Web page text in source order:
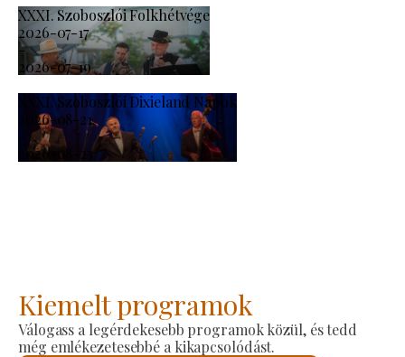
XXXI. Szoboszlói Folkhétvége
2026-07-17
-
2026-07-19
XXXI. Szoboszlói Dixieland Napok
2026-08-21
-
2026-08-23
Kiemelt programok
Válogass a legérdekesebb programok közül, és tedd
még emlékezetesebbé a kikapcsolódást.